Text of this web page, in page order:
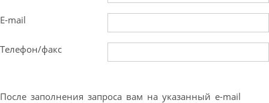
E-mail
Телефон/факс
После заполнения запроса вам на указанный e-mail